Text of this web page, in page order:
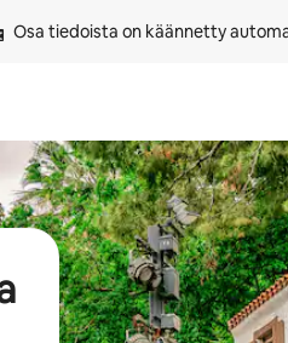
Osa tiedoista on käännetty